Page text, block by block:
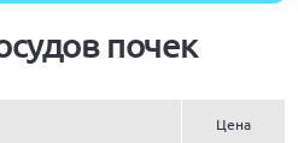
почек
Цена